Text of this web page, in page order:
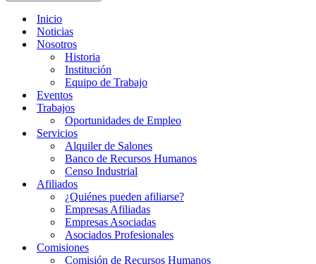
Inicio
Noticias
Nosotros
Historia
Institución
Equipo de Trabajo
Eventos
Trabajos
Oportunidades de Empleo
Servicios
Alquiler de Salones
Banco de Recursos Humanos
Censo Industrial
Afiliados
¿Quiénes pueden afiliarse?
Empresas Afiliadas
Empresas Asociadas
Asociados Profesionales
Comisiones
Comisión de Recursos Humanos